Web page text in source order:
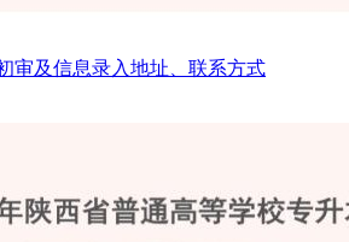
审及信息录入地址、联系方式